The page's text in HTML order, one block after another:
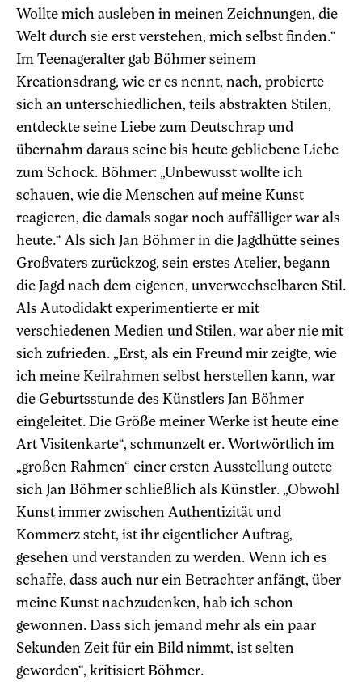
Wollte mich ausleben in meinen Zeichnungen, die
Welt durch sie erst verstehen, mich selbst finden.“
Im Teenageralter gab Böhmer seinem
Kreationsdrang, wie er es nennt, nach, probierte
sich an unterschiedlichen, teils abstrakten Stilen,
entdeckte seine Liebe zum Deutschrap und
übernahm daraus seine bis heute gebliebene Liebe
zum Schock. Böhmer: „Unbewusst wollte ich
schauen, wie die Menschen auf meine Kunst
reagieren, die damals sogar noch auffälliger war als
heute.“ Als sich Jan Böhmer in die Jagdhütte seines
Großvaters zurückzog, sein erstes Atelier, begann
die Jagd nach dem eigenen, unverwechselbaren Stil.
Als Autodidakt experimentierte er mit
verschiedenen Medien und Stilen, war aber nie mit
sich zufrieden. „Erst, als ein Freund mir zeigte, wie
ich meine Keilrahmen selbst herstellen kann, war
die Geburtsstunde des Künstlers Jan Böhmer
eingeleitet. Die Größe meiner Werke ist heute eine
Art Visitenkarte“, schmunzelt er. Wortwörtlich im
„großen Rahmen“ einer ersten Ausstellung outete
sich Jan Böhmer schließlich als Künstler. „Obwohl
Kunst immer zwischen Authentizität und
Kommerz steht, ist ihr eigentlicher Auftrag,
gesehen und verstanden zu werden. Wenn ich es
schaffe, dass auch nur ein Betrachter anfängt, über
meine Kunst nachzudenken, hab ich schon
gewonnen. Dass sich jemand mehr als ein paar
Sekunden Zeit für ein Bild nimmt, ist selten
geworden“, kritisiert Böhmer.